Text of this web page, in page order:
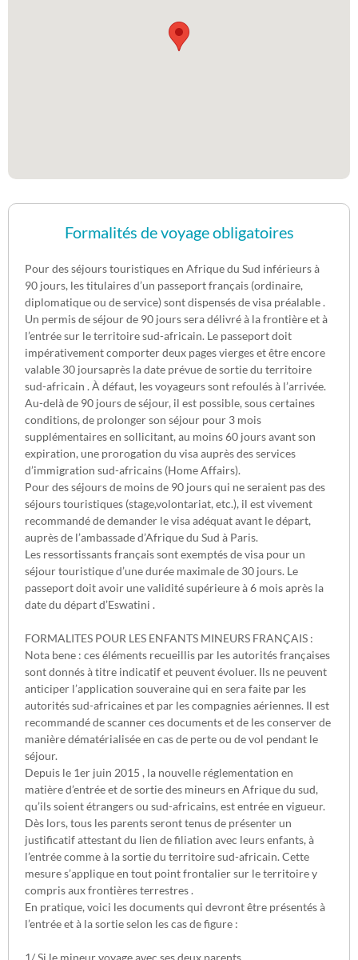
Formalités de voyage obligatoires
Pour des séjours touristiques en Afrique du Sud inférieurs à
90 jours, les titulaires d’un passeport français (ordinaire,
diplomatique ou de service) sont dispensés de visa préalable .
Un permis de séjour de 90 jours sera délivré à la frontière et à
l’entrée sur le territoire sud-africain. Le passeport doit
impérativement comporter deux pages vierges et être encore
valable 30 joursaprès la date prévue de sortie du territoire
sud-africain . À défaut, les voyageurs sont refoulés à l’arrivée.
Au-delà de 90 jours de séjour, il est possible, sous certaines
conditions, de prolonger son séjour pour 3 mois
supplémentaires en sollicitant, au moins 60 jours avant son
expiration, une prorogation du visa auprès des services
d’immigration sud-africains (Home Affairs).
Pour des séjours de moins de 90 jours qui ne seraient pas des
séjours touristiques (stage,volontariat, etc.), il est vivement
recommandé de demander le visa adéquat avant le départ,
auprès de l’ambassade d’Afrique du Sud à Paris.
Les ressortissants français sont exemptés de visa pour un
séjour touristique d’une durée maximale de 30 jours. Le
passeport doit avoir une validité supérieure à 6 mois après la
date du départ d’Eswatini .
FORMALITES POUR LES ENFANTS MINEURS FRANÇAIS :
Nota bene : ces éléments recueillis par les autorités françaises
sont donnés à titre indicatif et peuvent évoluer. Ils ne peuvent
anticiper l’application souveraine qui en sera faite par les
autorités sud-africaines et par les compagnies aériennes. Il est
recommandé de scanner ces documents et de les conserver de
manière dématérialisée en cas de perte ou de vol pendant le
séjour.
Depuis le 1er juin 2015 , la nouvelle réglementation en
matière d’entrée et de sortie des mineurs en Afrique du sud,
qu’ils soient étrangers ou sud-africains, est entrée en vigueur.
Dès lors, tous les parents seront tenus de présenter un
justificatif attestant du lien de filiation avec leurs enfants, à
l’entrée comme à la sortie du territoire sud-africain. Cette
mesure s’applique en tout point frontalier sur le territoire y
compris aux frontières terrestres .
En pratique, voici les documents qui devront être présentés à
l’entrée et à la sortie selon les cas de figure :